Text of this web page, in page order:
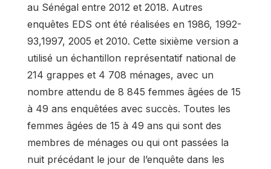
au Sénégal entre 2012 et 2018. Autres
enquêtes EDS ont été réalisées en 1986, 1992-
93,1997, 2005 et 2010. Cette sixième version a
utilisé un échantillon représentatif national de
214 grappes et 4 708 ménages, avec un
nombre attendu de 8 845 femmes âgées de 15
à 49 ans enquêtées avec succès. Toutes les
femmes âgées de 15 à 49 ans qui sont des
membres de ménages ou qui ont passées la
nuit précédant le jour de l’enquête dans les